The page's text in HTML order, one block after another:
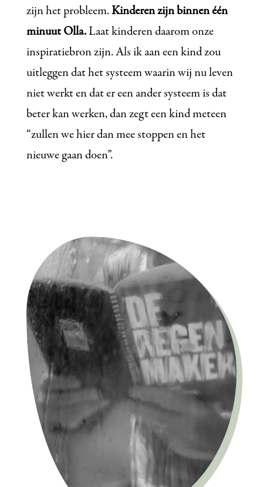
zijn het probleem.Kinderen zijn binnen één
minuut Olla.Laat kinderen daarom onze
inspiratiebron zijn. Als ik aan een kind zou
uitleggen dat het systeem waarin wij nu leven
niet werkt en dat er een ander systeem is dat
beter kan werken, dan zegt een kind meteen
“zullen we hier dan mee stoppen en het
nieuwe gaan doen”.